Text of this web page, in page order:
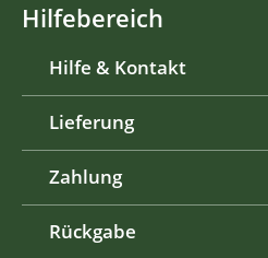
Hilfebereich
Hilfe & Kontakt
Lieferung
Zahlung
Rückgabe